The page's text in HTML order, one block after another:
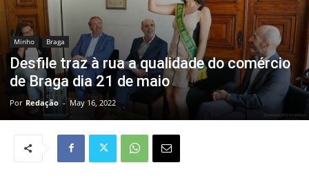
Minho Braga
Desfile traz à rua a qualidade do comércio
de Braga dia 21 de maio
Por Redação - May 16, 2022